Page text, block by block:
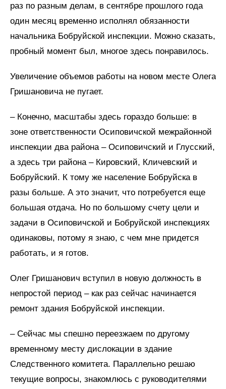
раз по разным делам, в сентябре прошлого года
один месяц временно исполнял обязанности
начальника Бобруйской инспекции. Можно сказать,
пробный момент был, многое здесь понравилось.
Увеличение объемов работы на новом месте Олега
Гришановича не пугает.
– Конечно, масштабы здесь гораздо больше: в
зоне ответственности Осиповичской межрайонной
инспекции два района – Осиповичский и Глусский,
а здесь три района – Кировский, Кличевский и
Бобруйский. К тому же население Бобруйска в
разы больше. А это значит, что потребуется еще
большая отдача. Но по большому счету цели и
задачи в Осиповичской и Бобруйской инспекциях
одинаковы, потому я знаю, с чем мне придется
работать, и я готов.
Олег Гришанович вступил в новую должность в
непростой период – как раз сейчас начинается
ремонт здания Бобруйской инспекции.
– Сейчас мы спешно переезжаем по другому
временному месту дислокации в здание
Следственного комитета. Параллельно решаю
текущие вопросы, знакомлюсь с руководителями